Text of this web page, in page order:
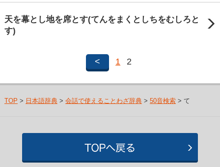
天を幕とし地を席とす(てんをまくとしちをむしろと
す)
< 1 2
TOP > 日本語辞典> 会話で使えることわざ辞典> 50音検索> て